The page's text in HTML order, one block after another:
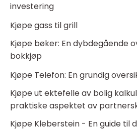
investering
Kjøpe gass til grill
Kjøpe bøker: En dybdegående
bokkjøp
Kjøpe Telefon: En grundig
Kjøpe ut ektefelle av bolig
praktiske aspektet av
Kjøpe Kleberstein - En guide